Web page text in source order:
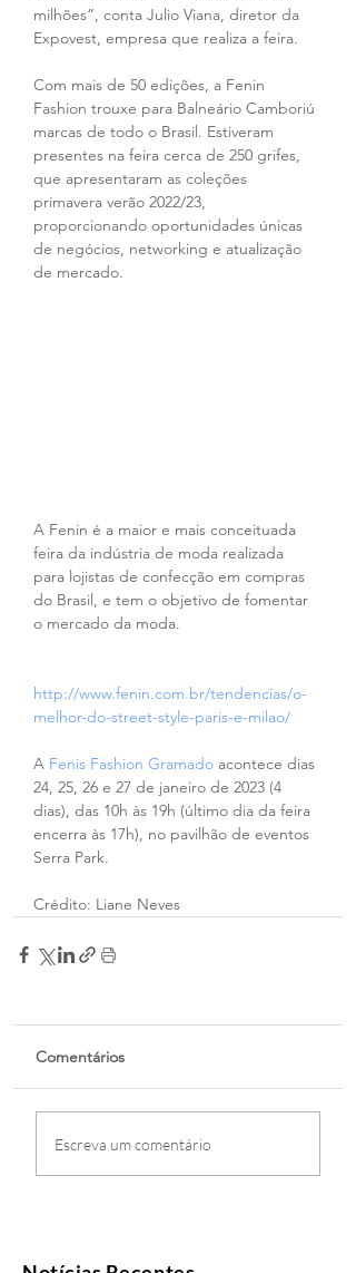
milhões”, conta Julio Viana, diretor da
Expovest, empresa que realiza a feira.
Com mais de 50 edições, a Fenin
Fashion trouxe para Balneário Camboriú
marcas de todo o Brasil. Estiveram
presentes na feira cerca de 250 grifes,
que apresentaram as coleções
primavera verão 2022/23,
proporcionando oportunidades únicas
de negócios, networking e atualização
de mercado.
A Fenin é a maior e mais conceituada
feira da indústria de moda realizada
para lojistas de confecção em compras
do Brasil, e tem o objetivo de fomentar
o mercado da moda.
http://www.fenin.com.br/tendencias/o-
melhor-do-street-style-paris-e-milao/
A Fenis Fashion Gramado acontece dias
24, 25, 26 e 27 de janeiro de 2023 (4
dias), das 10h às 19h (último dia da feira
encerra às 17h), no pavilhão de eventos
Serra Park.
Crédito: Liane Neves
Comentários
Escreva um comentário